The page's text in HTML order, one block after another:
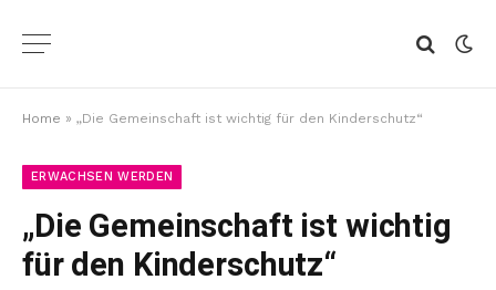
Home » „Die Gemeinschaft ist wichtig für den Kinderschutz“
ERWACHSEN WERDEN
„Die Gemeinschaft ist wichtig
für den Kinderschutz“